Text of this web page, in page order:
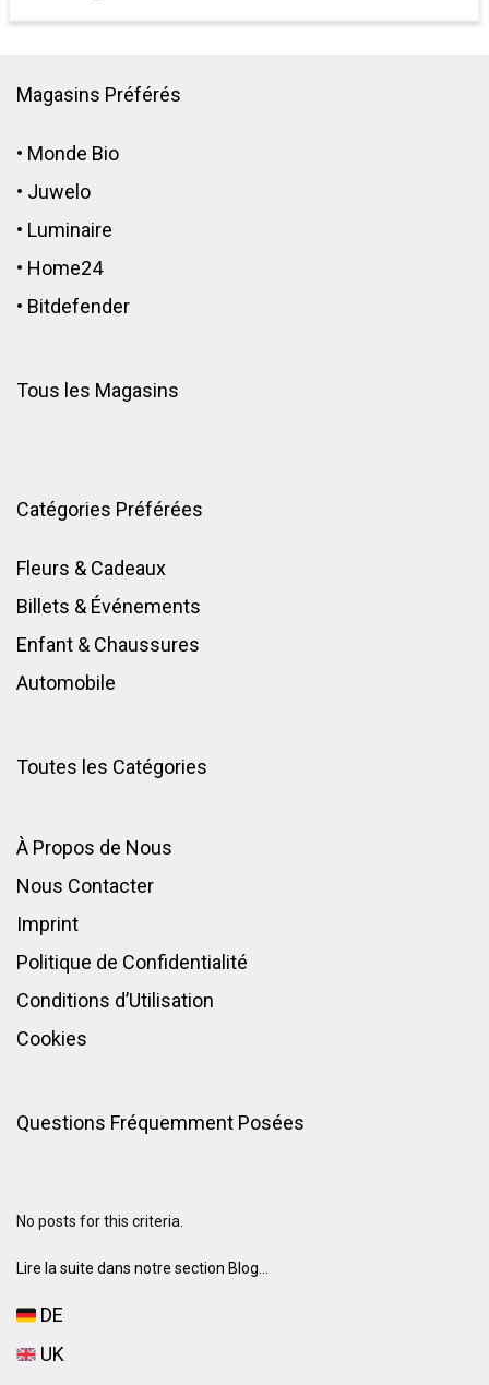
Magasins Préférés
• Monde Bio
• Juwelo
• Luminaire
• Home24
• Bitdefender
Tous les Magasins
Catégories Préférées
Fleurs & Cadeaux
Billets & Événements
Enfant & Chaussures
Automobile
Toutes les Catégories
À Propos de Nous
Nous Contacter
Imprint
Politique de Confidentialité
Conditions d’Utilisation
Cookies
Questions Fréquemment Posées
No posts for this criteria.
Lire la suite dans notre section Blog...
DE
UK